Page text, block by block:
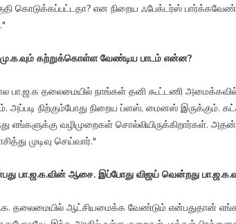
கொடுக்கப்பட்டதா? என நிறைய ஃபேக்டர்ஸ்
கற்றுக்கொள்ள வேண்டிய பாடம் என்ன?
பா.ஜ.க தலைமையில் நாங்கள் தனி கூட்டணி
நிற்கும்போது நிறைய ப்ளஸ், மைனஸ் இருக்கும்.
எங்களுக்கு வழிமுறைகள் சொல்லியிருக்கிறார்கள்.
முடிவு செய்வார்."
பா.ஜ.க.வின் ஆசை. இப்போது விஜய் வென்றது
தலைமையில் ஆட்சியமைக்க வேண்டும் என்பதுதான்